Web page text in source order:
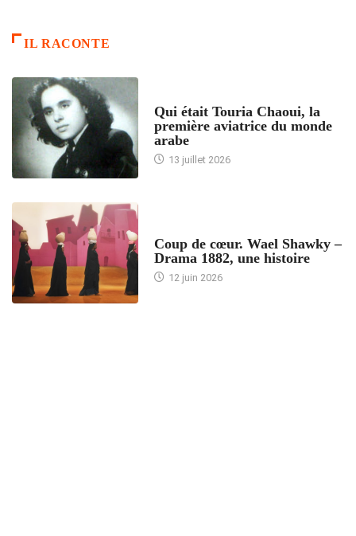
IL RACONTE
Qui était Touria Chaoui, la
première aviatrice du monde
arabe
13 juillet 2026
Coup de cœur. Wael Shawky –
Drama 1882, une histoire
12 juin 2026